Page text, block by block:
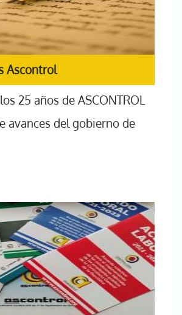
Ascontrol
25 años de ASCONTROL
avances del gobierno de